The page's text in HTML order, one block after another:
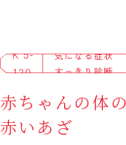
K 5-
120
気になる症状
すっきり診断
赤ちゃんの体の
赤いあざ